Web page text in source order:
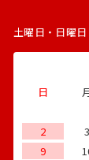
土曜日・日曜日
日
2
3
9